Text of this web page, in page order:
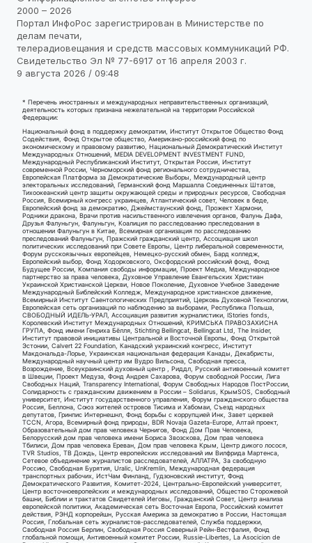
2000 – 2026
Портал ИнфоРос зарегистрирован в Министерстве по
делам печати,
телерадиовещания и средств массовых коммуникаций РФ.
Свидетельство Эл № 77-6917 от 16 апреля 2003 г.
9 августа 2026 / 09:48